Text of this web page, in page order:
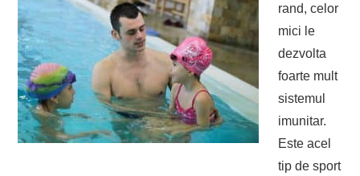
rand, celor
mici le
dezvolta
foarte mult
sistemul
imunitar.
Este acel
tip de sport